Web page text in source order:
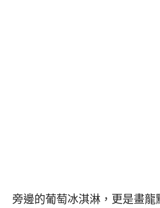
旁邊的葡萄冰淇淋，更是畫龍